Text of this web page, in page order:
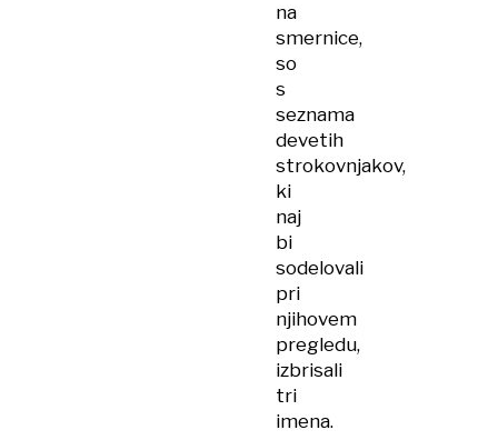
na
smernice,
so
s
seznama
devetih
strokovnjakov,
ki
naj
bi
sodelovali
pri
njihovem
pregledu,
izbrisali
tri
imena.